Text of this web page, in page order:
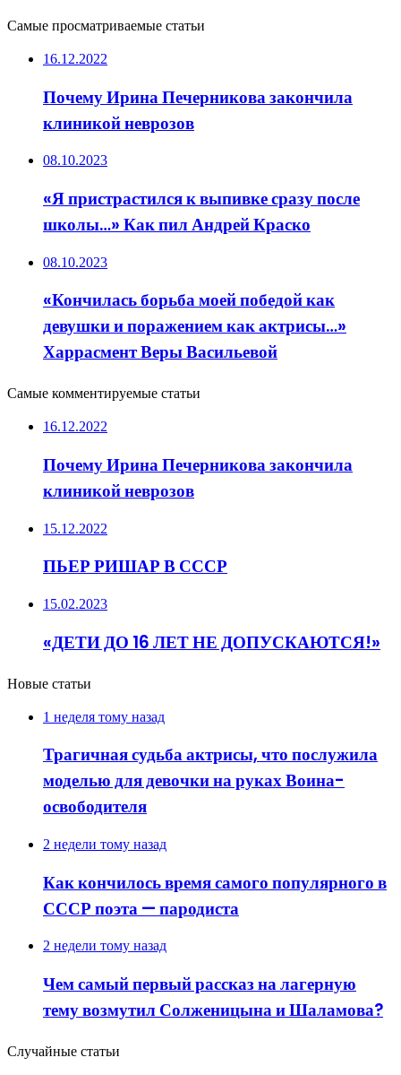
Самые просматриваемые статьи
16.12.2022
Почему Ирина Печерникова закончила
клиникой неврозов
08.10.2023
«Я пристрастился к выпивке сразу после
школы…» Как пил Андрей Краско
08.10.2023
«Кончилась борьба моей победой как
девушки и поражением как актрисы…»
Харрасмент Веры Васильевой
Самые комментируемые статьи
16.12.2022
Почему Ирина Печерникова закончила
клиникой неврозов
15.12.2022
ПЬЕР РИШАР В СССР
15.02.2023
«ДЕТИ ДО 16 ЛЕТ НЕ ДОПУСКАЮТСЯ!»
Новые статьи
1 неделя тому назад
Трагичная судьба актрисы, что послужила
моделью для девочки на руках Воина-
освободителя
2 недели тому назад
Как кончилось время самого популярного в
СССР поэта — пародиста
2 недели тому назад
Чем самый первый рассказ на лагерную
тему возмутил Солженицына и Шаламова?
Случайные статьи